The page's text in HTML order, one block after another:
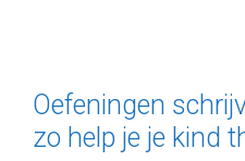
Oefeningen
zo help je je kind